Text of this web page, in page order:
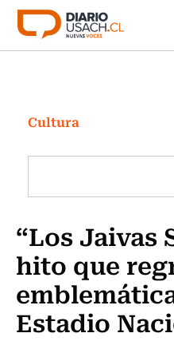
Click acá para ir
Investigación
Cultura
Programas Radio y
Cultura
“Los Jaivas
hito que
Estadio